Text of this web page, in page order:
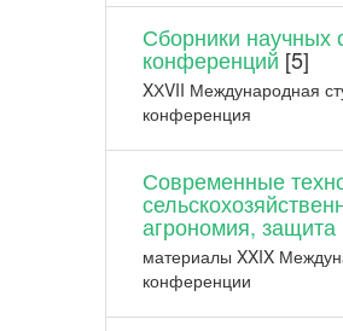
Сборники научных
конференций [5]
XХVII Международная
конференция
Современные
агрономия, защита
материалы XXIX
конференции